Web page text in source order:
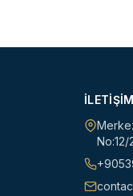
İLETIŞIM
No:12/